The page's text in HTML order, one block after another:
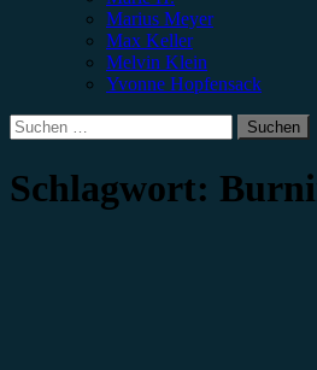
Marius Meyer
Max Keller
Melvin Klein
Yvonne Hopfensack
Suchen
nach:
Schlagwort: